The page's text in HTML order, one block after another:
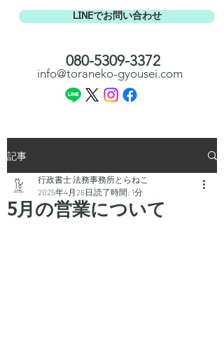
LINEでお問い合わせ
​080-5309-3372​​
info@toraneko-gyousei.com
記事
5月の営業について
行政書士 法務事務所とらねこ
2025年4月26日 読了時間: 1分